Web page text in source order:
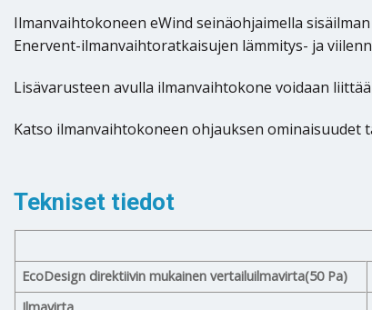
Ilmanvaihtokoneen eWind seinäohjaimella
Enervent-ilmanvaihtoratkaisujen lämmitys- ja
Lisävarusteen avulla ilmanvaihtokone voidaan
Katso ilmanvaihtokoneen ohjauksen ominaisuudet
Tekniset tiedot
EcoDesign direktiivin mukainen vertailuilmavirta(50 Pa)